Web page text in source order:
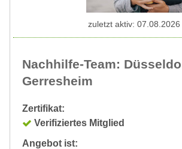
Nachhilfe-Team:
Gerresheim
Zertifikat:
Verifiziertes Mitglied
Angebot ist:
zuletzt aktiv: 07.08.2026